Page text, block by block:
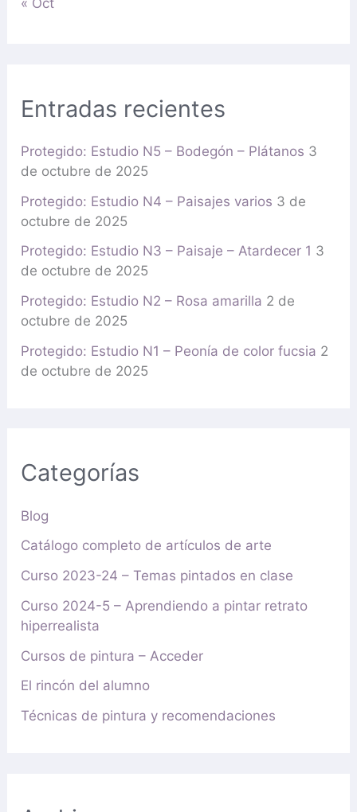
« Oct
Entradas recientes
Protegido: Estudio N5 – Bodegón – Plátanos 3
de octubre de 2025
Protegido: Estudio N4 – Paisajes varios 3 de
octubre de 2025
Protegido: Estudio N3 – Paisaje – Atardecer 1 3
de octubre de 2025
Protegido: Estudio N2 – Rosa amarilla 2 de
octubre de 2025
Protegido: Estudio N1 – Peonía de color fucsia 2
de octubre de 2025
Categorías
Blog
Catálogo completo de artículos de arte
Curso 2023-24 – Temas pintados en clase
Curso 2024-5 – Aprendiendo a pintar retrato
hiperrealista
Cursos de pintura – Acceder
El rincón del alumno
Técnicas de pintura y recomendaciones